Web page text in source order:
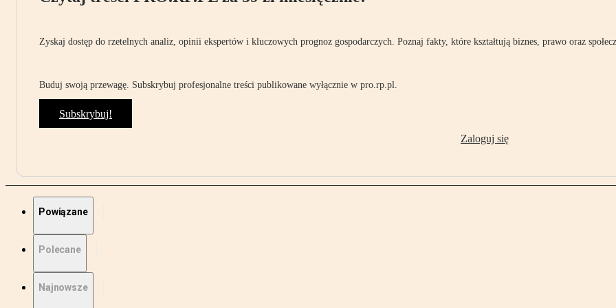
Zyskaj dostęp do rzetelnych analiz, opinii ekspertów i kluczowych prognoz gospodarczych. Poznaj fakty, które kształtują biznes, prawo oraz
Buduj swoją przewagę. Subskrybuj profesjonalne treści publikowane wyłącznie w pro.rp.pl.
Subskrybuj!
Zaloguj się
Powiązane
Polecane
Najnowsze